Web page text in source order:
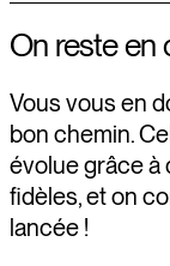
On reste en
Vous vous en
bon chemin.
évolue grâce à
fidèles, et on
lancée !